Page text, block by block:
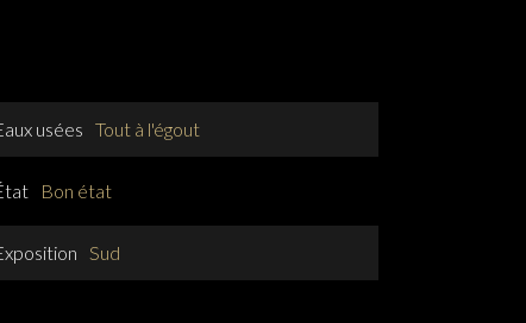
usées Tout à l'égout
Bon état
Sud